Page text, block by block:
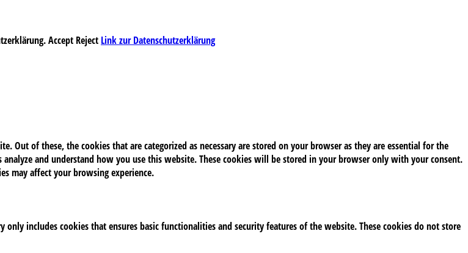
Accept Reject Link zur Datenschutzerklärung
Out of these, the cookies that are categorized as necessary are stored on your browser as they are essential for the
and understand how you use this website. These cookies will be stored in your browser only with your consent.
may affect your browsing experience.
includes cookies that ensures basic functionalities and security features of the website. These cookies do not store